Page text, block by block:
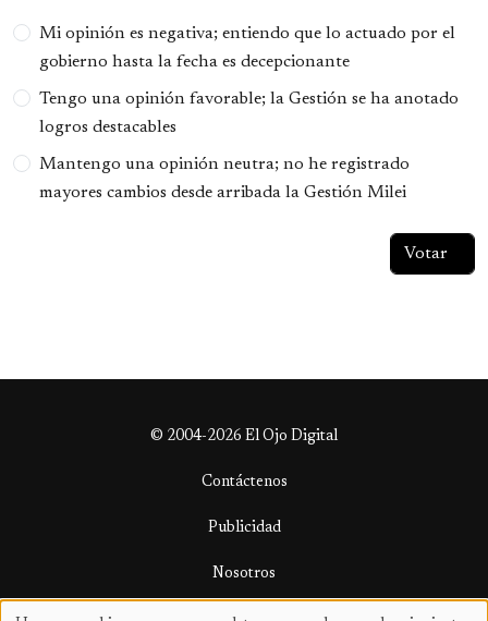
Opciones
Mi opinión es negativa; entiendo que lo actuado por el
gobierno hasta la fecha es decepcionante
Tengo una opinión favorable; la Gestión se ha anotado
logros destacables
Mantengo una opinión neutra; no he registrado
mayores cambios desde arribada la Gestión Milei
© 2004-2026 El Ojo Digital
Contáctenos
Publicidad
Nosotros